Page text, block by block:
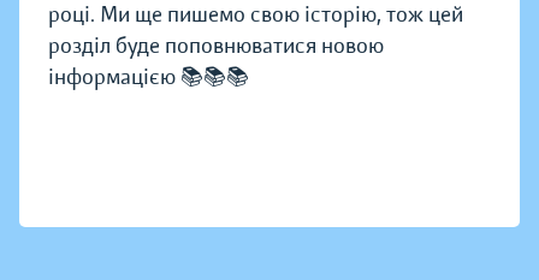
році. Ми ще пишемо свою історію, тож цей
розділ буде поповнюватися новою
інформацією 📚📚📚